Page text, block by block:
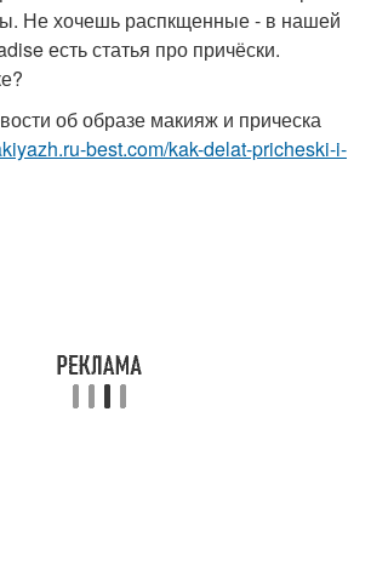
Не хочешь распкщенные - в нашей
есть статья про причёски.
об образе макияж и прическа
best.com/kak-delat-pricheski-i-